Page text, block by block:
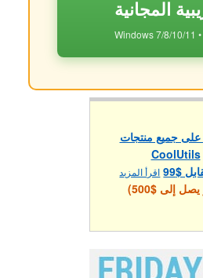
المجانية
Windows 7/8/10/11
جميع منتجات
CoolUtils
$99
اقرأ المزيد